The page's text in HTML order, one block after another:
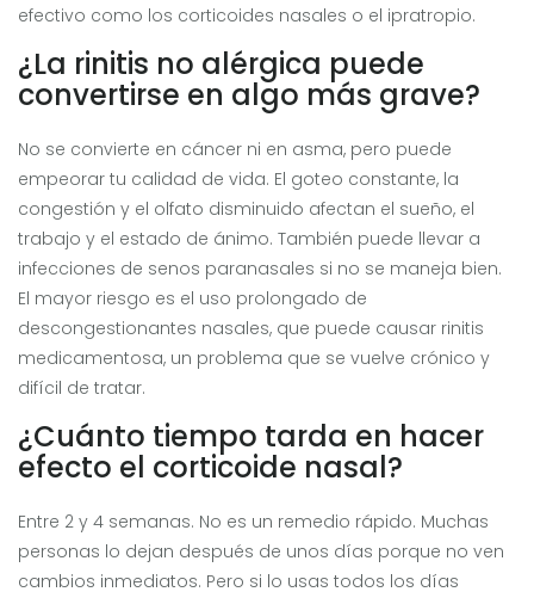
efectivo como los corticoides nasales o el ipratropio.
¿La rinitis no alérgica puede
convertirse en algo más grave?
No se convierte en cáncer ni en asma, pero puede
empeorar tu calidad de vida. El goteo constante, la
congestión y el olfato disminuido afectan el sueño, el
trabajo y el estado de ánimo. También puede llevar a
infecciones de senos paranasales si no se maneja bien.
El mayor riesgo es el uso prolongado de
descongestionantes nasales, que puede causar rinitis
medicamentosa, un problema que se vuelve crónico y
difícil de tratar.
¿Cuánto tiempo tarda en hacer
efecto el corticoide nasal?
Entre 2 y 4 semanas. No es un remedio rápido. Muchas
personas lo dejan después de unos días porque no ven
cambios inmediatos. Pero si lo usas todos los días